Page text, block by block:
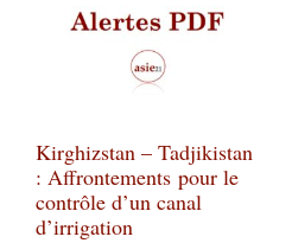
Kirghizstan – Tadjikistan
: Affrontements pour le
contrôle d’un canal
d’irrigation